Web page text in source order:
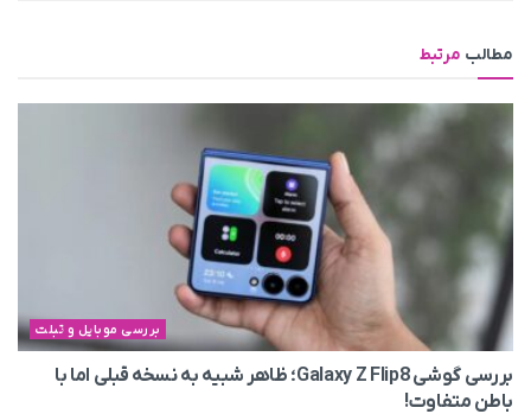
مطالب مرتبط
بررسی موبایل و تبلت
بررسی گوشی Galaxy Z Flip8؛ ظاهر شبیه به نسخه قبلی اما با
باطن متفاوت!